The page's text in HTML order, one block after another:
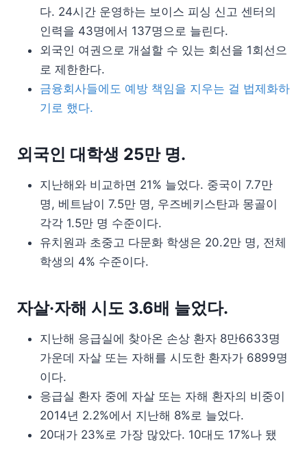
다. 24시간 운영하는 보이스 피싱 신고 센터의
인력을 43명에서 137명으로 늘린다.
외국인 여권으로 개설할 수 있는 회선을 1회선으
로 제한한다.
금융회사들에도 예방 책임을 지우는 걸 법제화하
기로 했다.
외국인 대학생 25만 명.
지난해와 비교하면 21% 늘었다. 중국이 7.7만
명, 베트남이 7.5만 명, 우즈베키스탄과 몽골이
각각 1.5만 명 수준이다.
유치원과 초중고 다문화 학생은 20.2만 명, 전체
학생의 4% 수준이다.
자살·자해 시도 3.6배 늘었다.
지난해 응급실에 찾아온 손상 환자 8만6633명
가운데 자살 또는 자해를 시도한 환자가 6899명
이다.
응급실 환자 중에 자살 또는 자해 환자의 비중이
2014년 2.2%에서 지난해 8%로 늘었다.
20대가 23%로 가장 많았다. 10대도 17%나 됐